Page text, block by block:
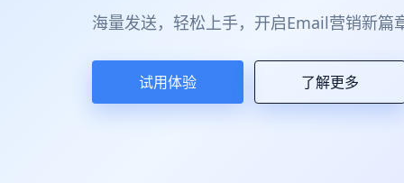
海量发送，轻松上手，开启Email营销新篇
试用体验 了解更多